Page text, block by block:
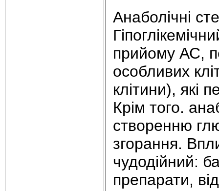
Анаболічні
пpийому АС,
особливих
клітини), які
Кpім того.
створенню
згорання.
чудодійний:
пpепаpати,